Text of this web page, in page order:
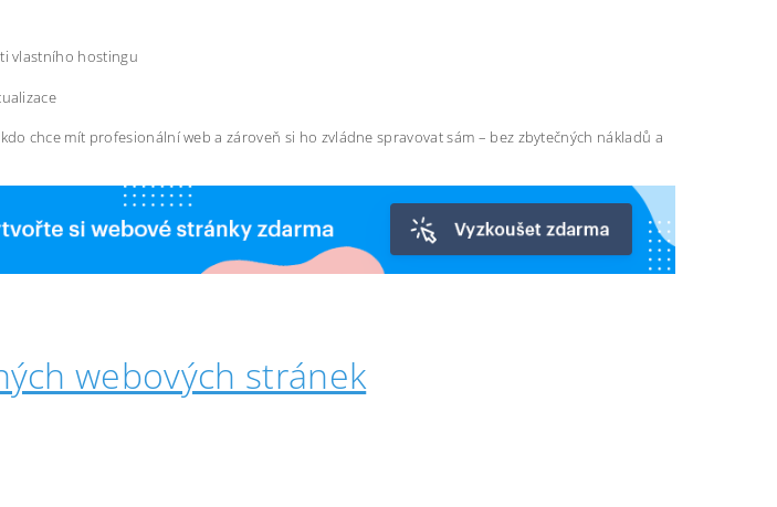
vlastního hostingu
chce mít profesionální web a zároveň si ho zvládne spravovat sám – bez zbytečných nákladů a
webových stránek